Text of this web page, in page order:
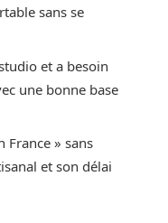
sans se
et a besoin
une bonne base
France » sans
et son délai